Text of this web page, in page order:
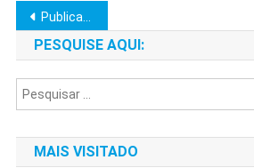
Navegação
por
posts
Publicações mais antigas
PESQUISE AQUI:
MAIS VISITADO